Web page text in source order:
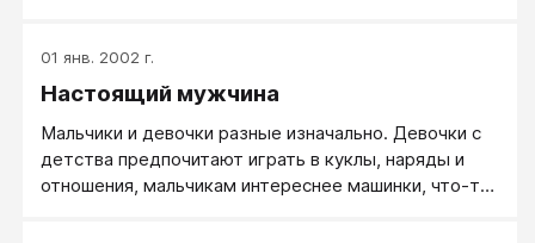
проверенное и надежное вкладывает в женщин.
01 янв. 2002 г.
Настоящий мужчина
Мальчики и девочки разные изначально. Девочки с
детства предпочитают играть в куклы, наряды и
отношения, мальчикам интереснее машинки, что-то